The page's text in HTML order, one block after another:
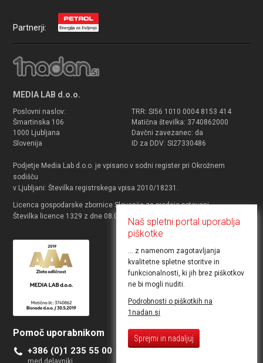
Partnerji:
MEDIA LAB d.o.o.
Poslovni naslov:
Šmartinska 106
1000 Ljubljana
Slovenija
TRR: SI56 1010 0004 8153 414
Matična številka: 3740862000
Davčni zavezanec: da
ID za DDV: SI27330486
Podjetje Media Lab d.o.o. je vpisano v sodni register pri Okrožnem
sodišču
v Ljubljani: Številka registrskega vpisa 2010/18231.
Licenca gospodarske zbornice Slovenije za prodajo potovanj.
Številka licence 1329 z dne 08.03.2012 za agenta.
Pomoč uporabnikom
+386 (0)1 235 55 00
med delavniki
Želite objaviti ponudbo
Naš spletni portal uporablja
piškotke
... z namenom zagotavljanja
kvalitetne spletne storitve in
funkcionalnosti, ki jih brez piškotkov
ne bi mogli nuditi.
Podrobnosti o piškotkih na
1nadan.si
Sprejmi in nadaljuj